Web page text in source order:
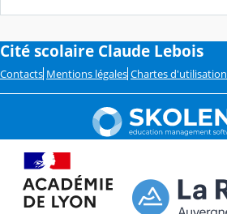
Cité scolaire Claude Lebois
Contacts Mentions légales Chartes d'utilisation